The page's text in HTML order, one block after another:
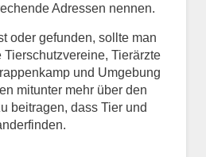
Adressen nennen.
oder gefunden, sollte man
Tierärzte
und Umgebung
mitunter mehr über den
beitragen, dass Tier und